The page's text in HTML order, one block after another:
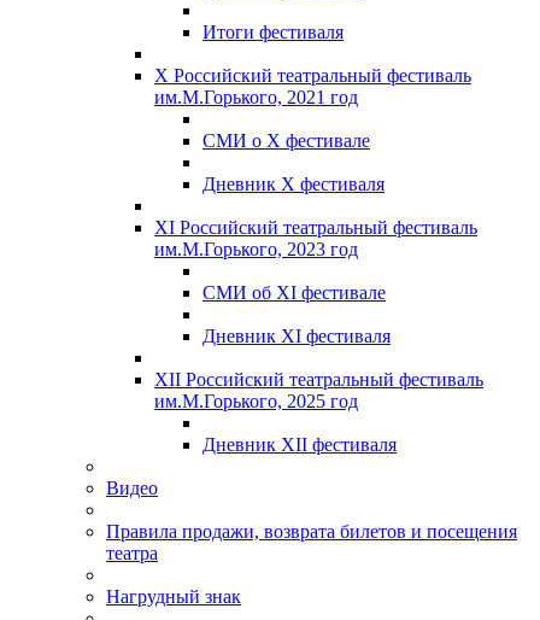
Итоги фестиваля
X Российский театральный фестиваль
им.М.Горького, 2021 год
СМИ о X фестивале
Дневник X фестиваля
XI Российский театральный фестиваль
им.М.Горького, 2023 год
СМИ об XI фестивале
Дневник XI фестиваля
XII Российский театральный фестиваль
им.М.Горького, 2025 год
Дневник XII фестиваля
Видео
Правила продажи, возврата билетов и посещения
театра
Нагрудный знак